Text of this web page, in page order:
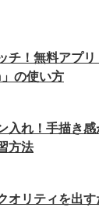
チ！無料アプ
の使い方
入れ！手描き
方法
オリティを出